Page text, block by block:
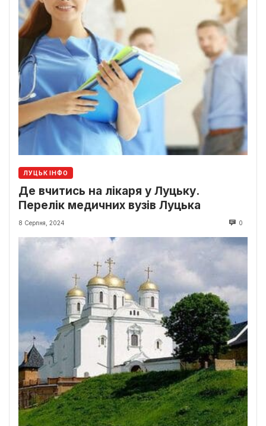
ЛУЦЬК ІНФО
Де вчитись на лікаря у Луцьку.
Перелік медичних вузів Луцька
8 Серпня, 2024 0